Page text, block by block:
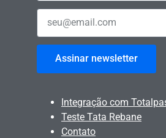
Assinar newsletter
Integração com
Teste Tata Rebane
Contato